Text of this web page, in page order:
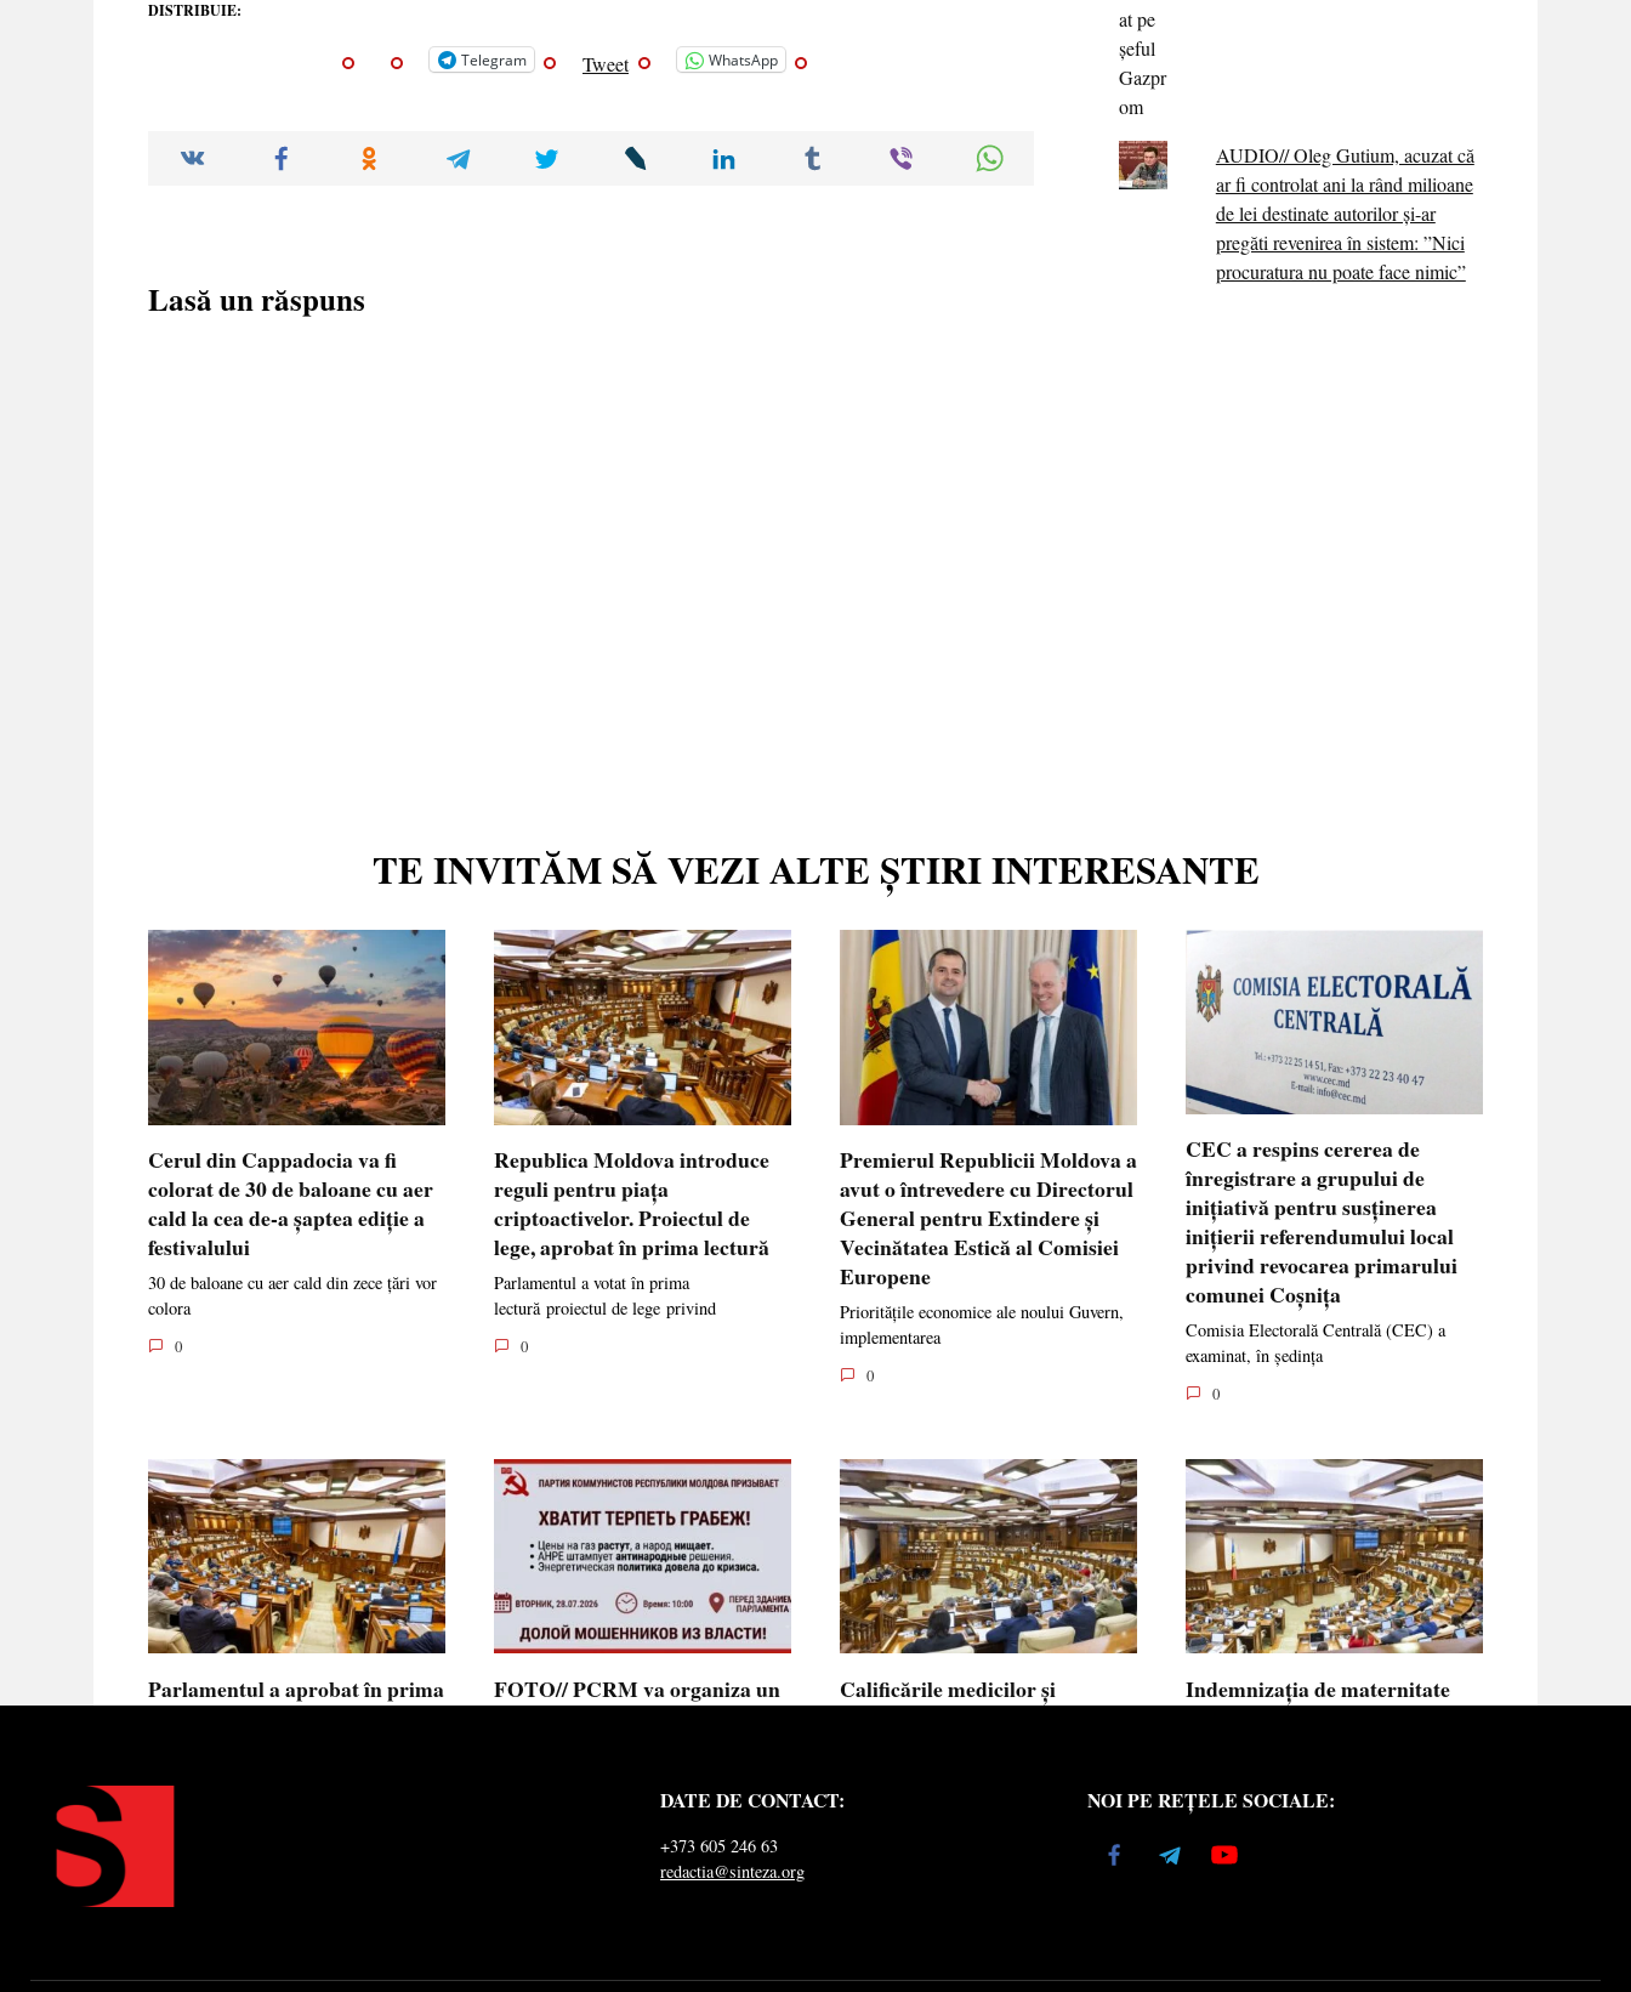
DISTRIBUIE:
Telegram Tweet WhatsApp
Lasă un răspuns
AUDIO// Oleg Gutium, acuzat că
ar fi controlat ani la rând milioane
de lei destinate autorilor și-ar
pregăti revenirea în sistem: ”Nici
procuratura nu poate face nimic”
TE INVITĂM SĂ VEZI ALTE ȘTIRI INTERESANTE
Cerul din Cappadocia va fi
colorat de 30 de baloane cu aer
cald la cea de-a șaptea ediție a
festivalului
30 de baloane cu aer cald din zece țări vor
colora
0
Republica Moldova introduce
reguli pentru piața
criptoactivelor. Proiectul de
lege, aprobat în prima lectură
Parlamentul a votat în prima
lectură proiectul de lege privind
0
Premierul Republicii Moldova a
avut o întrevedere cu Directorul
General pentru Extindere și
Vecinătatea Estică al Comisiei
Europene
Prioritățile economice ale noului Guvern,
implementarea
0
CEC a respins cererea de
înregistrare a grupului de
inițiativă pentru susținerea
inițierii referendumului local
privind revocarea primarului
comunei Coșnița
Comisia Electorală Centrală (CEC) a
examinat, în ședința
0
Parlamentul a aprobat în prima
FOTO// PCRM va organiza un
Partidul Comuniștilor din Republica
Calificările medicilor și
Calificările profesionale obținute de medici
Indemnizația de maternitate
copilului
Indemnizația de maternitate pentru femeile
necăsătorite
DATE DE CONTACT:
+373 605 246 63
redactia@sinteza.org
NOI PE REȚELE SOCIALE: